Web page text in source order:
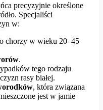
precyzyjnie określone
Specjaliści
w:
chorzy w wieku 20–45
.
tego rodzaju
rasy białej.
, która związana
jest w jamie